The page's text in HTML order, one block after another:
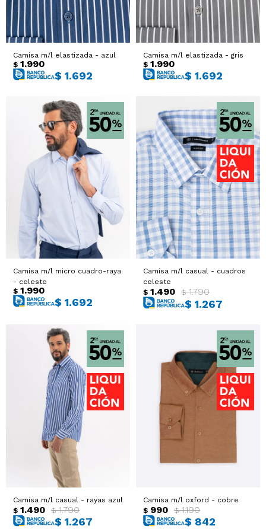
Camisa m/l elastizada - azul
$ 1.990
$ 1.692
Camisa m/l elastizada - gris
$ 1.990
$ 1.692
Camisa m/l micro cuadro-raya
- celeste
$ 1.990
$ 1.692
Camisa m/l casual - cuadros
celeste
$ 1.490 $ 1.790
$ 1.267
Camisa m/l casual - rayas azul
$ 1.490 $ 1.790
$ 1.267
Camisa m/l oxford - cobre
$ 990 $ 1.190
$ 842